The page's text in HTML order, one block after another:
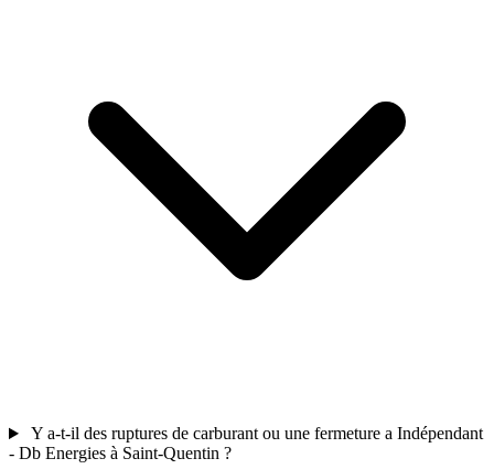
Y a-t-il des ruptures de carburant ou une fermeture a Indépendant
- Db Energies à Saint-Quentin ?